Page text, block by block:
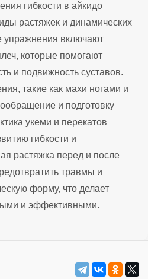
гибкости в айкидо
растяжек и динамических
включают
которые помогают
и подвижность суставов.
такие как махи ногами и
и подготовку
укеми и перекатов
гибкости и
растяжка перед и после
травмы и
форму, что делает
и эффективными.